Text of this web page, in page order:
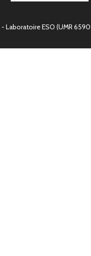
- Laboratoire ESO (UMR